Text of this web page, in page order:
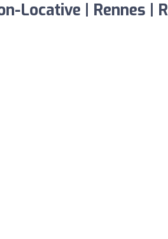
Locative | Rennes |